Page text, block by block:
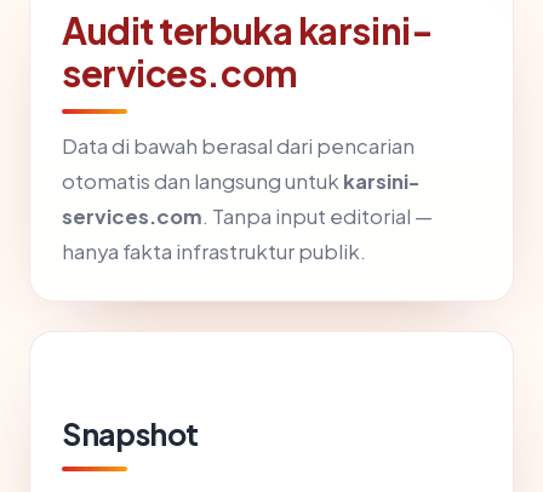
Audit terbuka karsini-
services.com
Data di bawah berasal dari pencarian
otomatis dan langsung untukkarsini-
services.com. Tanpa input editorial —
hanya fakta infrastruktur publik.
Snapshot